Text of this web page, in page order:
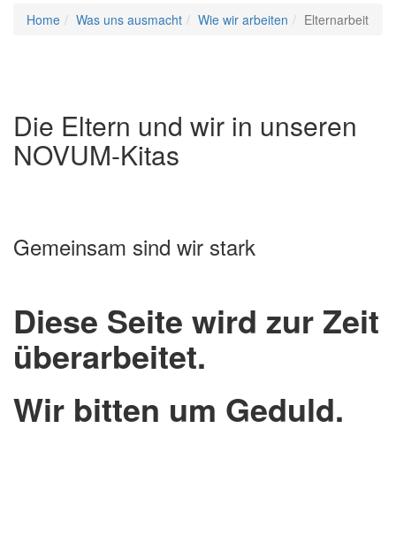
Home Was uns ausmacht Wie wir arbeiten Elternarbeit
Die Eltern und wir in unseren
NOVUM-Kitas
Gemeinsam sind wir stark
Diese Seite wird zur Zeit
überarbeitet.
Wir bitten um Geduld.